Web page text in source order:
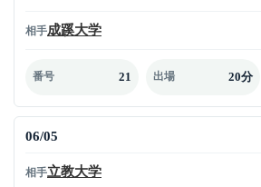
相手成蹊大学
番号 21 出場 20分
06/05
相手立教大学